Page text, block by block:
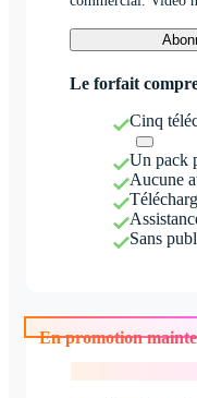
Le forfait
Cinq
Un pack
Aucune
Sans
En promotion maintenant